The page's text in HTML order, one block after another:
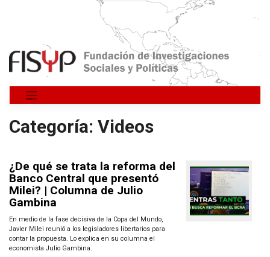
Saltar
Categoría: Videos
¿De qué se trata la reforma del
Banco Central que presentó
Milei? | Columna de Julio
Gambina
En medio de la fase decisiva de la Copa del Mundo,
Javier Milei reunió a los legisladores libertarios para
contar la propuesta. Lo explica en su columna el
economista Julio Gambina.